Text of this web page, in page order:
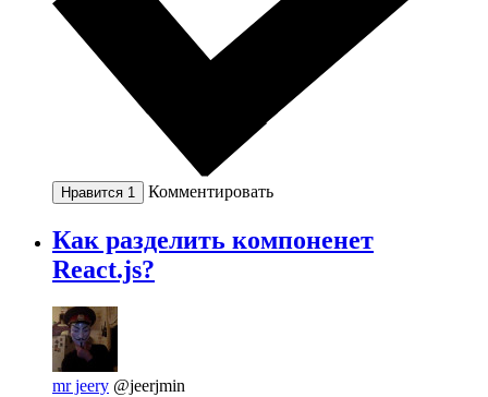
Нравится 1 Комментировать
Как разделить компоненет
React.js?
mr jeery @jeerjmin